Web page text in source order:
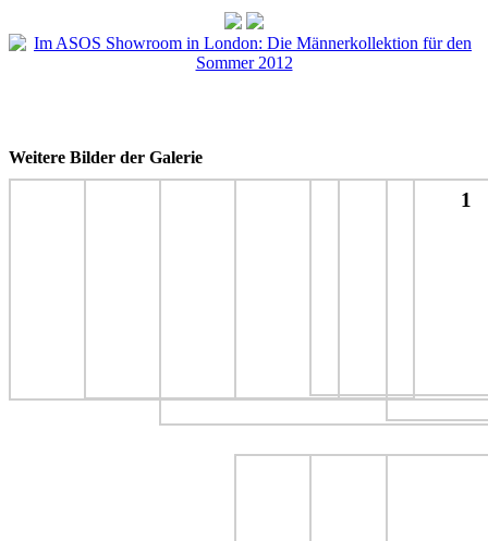
Weitere Bilder der Galerie
1